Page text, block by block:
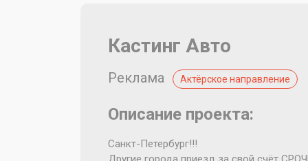
Кастинг Авто
Реклама Актёрское направление
Описание проекта:
Санкт-Петербург!!!